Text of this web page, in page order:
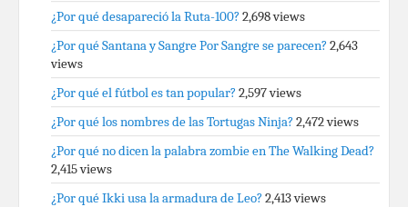
¿Por qué desapareció la Ruta-100? 2,698 views
¿Por qué Santana y Sangre Por Sangre se parecen? 2,643
views
¿Por qué el fútbol es tan popular? 2,597 views
¿Por qué los nombres de las Tortugas Ninja? 2,472 views
¿Por qué no dicen la palabra zombie en The Walking Dead?
2,415 views
¿Por qué Ikki usa la armadura de Leo? 2,413 views